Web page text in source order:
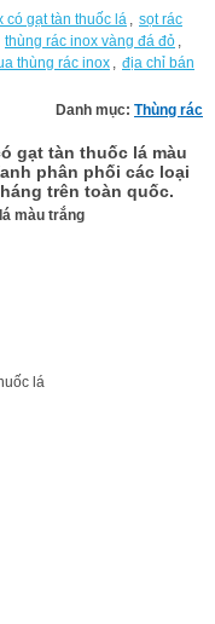
có gạt tàn thuốc lá , sọt rác
thùng rác inox vàng đá đỏ ,
thùng rác inox , địa chỉ bán
Danh mục: Thùng rác
gạt tàn thuốc lá màu
phân phối các loại
trên toàn quốc.
màu trắng